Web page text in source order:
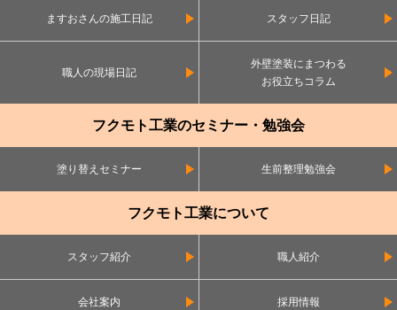
ますおさんの施工日記 スタッフ日記
職人の現場日記
外壁塗装にまつわる
お役立ちコラム
フクモト工業のセミナー・勉強会
塗り替えセミナー 生前整理勉強会
フクモト工業について
スタッフ紹介 職人紹介
会社案内 採用情報